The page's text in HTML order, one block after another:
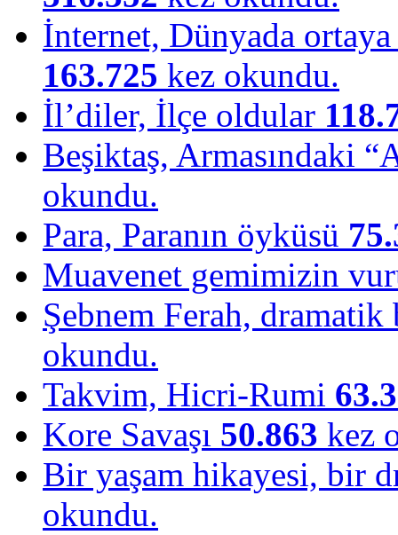
İnternet, Dünyada
163.725 kez okundu.
İl’diler, İlçe oldular
Beşiktaş, Armasındaki
okundu.
Para, Paranın öyküsü
Muavenet gemimizin
Şebnem Ferah,
okundu.
Takvim, Hicri-Rumi
Kore Savaşı 50.863 kez
Bir yaşam hikayesi, bir
okundu.